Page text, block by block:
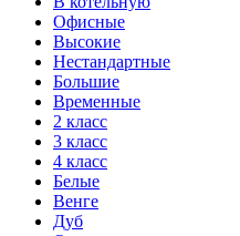
Офисные
Высокие
Нестандартные
Большие
Временные
2 класс
3 класс
4 класс
Белые
Венге
Дуб